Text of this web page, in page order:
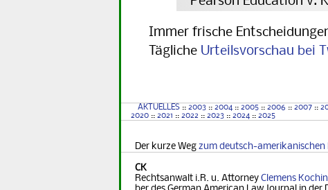
Immer frische
Tägliche Urteilsvorschau bei
AKTUELLES :: 2003 :: 2004 :: 2005 :: 2006 :: 2007 ::
2020 :: 2021 :: 2022 :: 2023 :: 2024 :: 2025
Der kurze Weg zum deutsch-amerikanischen
CK
Rechtsanwalt i.R. u. Attorney Clemens